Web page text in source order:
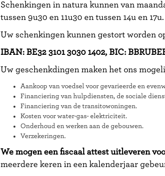
Schenkingen in natura kunnen van
tussen 9u30 en 11u30 en tussen 14u en 17u.
Uw schenkingen kunnen gestort worden
IBAN: BE32 3101 3030 1402, BIC:
Uw geschenkdingen maken het ons
Aankoop van voedsel voor gevarieerde en
Financiering van hulpdiensten, de sociale
Financiering van de transitowoningen.
Kosten voor water-gas- elektriciteit.
Onderhoud en werken aan de gebouwen.
Verzekeringen.
We mogen een fiscaal attest uitleveren
meerdere keren in een kalenderjaar